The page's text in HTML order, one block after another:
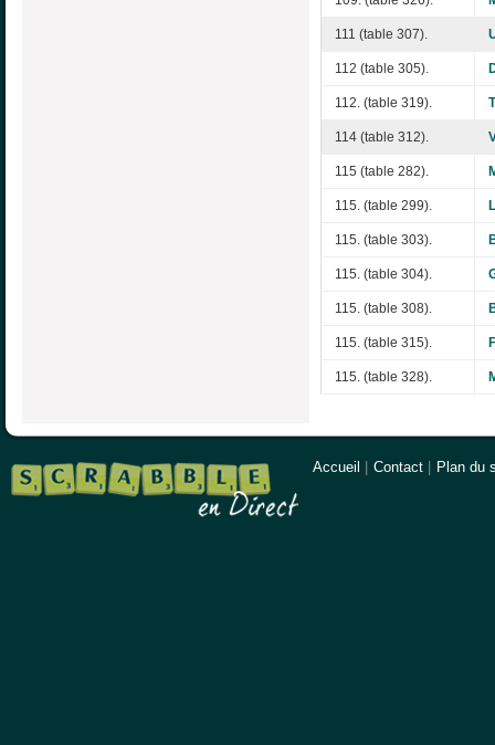
111 (table 307).
112 (table 305).
112. (table 319).
114 (table 312).
115 (table 282).
115. (table 299).
115. (table 303).
115. (table 304).
115. (table 308).
115. (table 315).
115. (table 328).
Accueil Contact Plan du